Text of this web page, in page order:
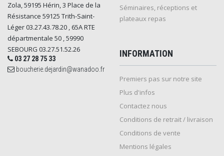
Zola, 59195 Hérin, 3 Place de la
Résistance 59125 Trith-Saint-
Léger 03.27.43.78.20 , 65A RTE
départmentale 50 , 59990
SEBOURG 03.27.51.52.26
03 27 28 75 33
boucherie.dejardin@wanadoo.fr
Séminaires, réceptions et
plateaux repas
INFORMATION
Premiers pas sur notre site
Plus d'infos
Contactez nous
Conditions de retrait / livraison
Conditions de vente
Mentions légales